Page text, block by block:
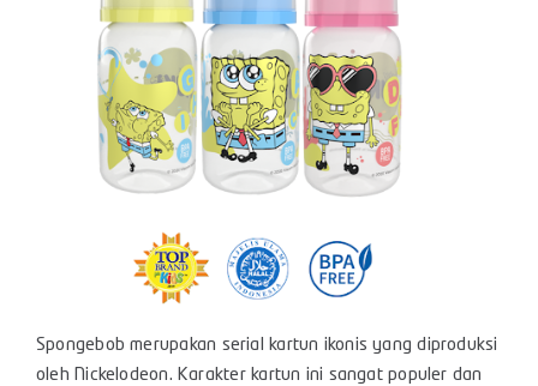
Spongebob merupakan serial kartun ikonis yang diproduksi
oleh Nickelodeon. Karakter kartun ini sangat populer dan